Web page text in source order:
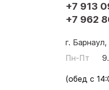
+7 913
+7 962
г.
Пн-Пт
(обед с